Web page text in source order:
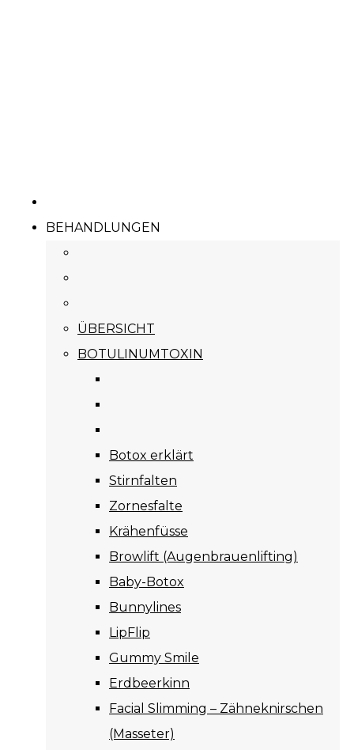
BEHANDLUNGEN
ÜBERSICHT
BOTULINUMTOXIN
Botox erklärt
Stirnfalten
Zornesfalte
Krähenfüsse
Browlift (Augenbrauenlifting)
Baby-Botox
Bunnylines
LipFlip
Gummy Smile
Erdbeerkinn
Facial Slimming – Zähneknirschen
(Masseter)